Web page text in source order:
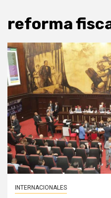
reforma
INTERNACIONALES